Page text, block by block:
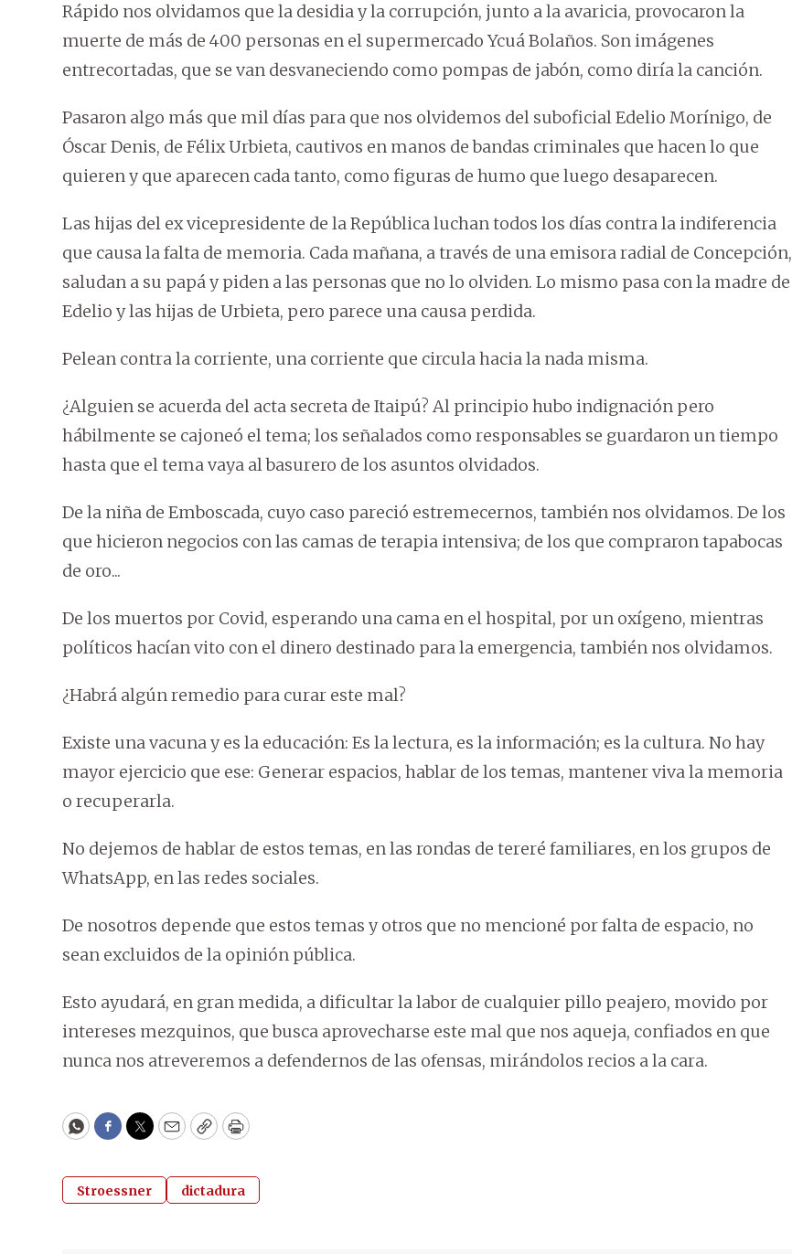
Rápido nos olvidamos que la desidia y la corrupción, junto a la avaricia, provocaron la
muerte de más de 400 personas en el supermercado Ycuá Bolaños. Son imágenes
entrecortadas, que se van desvaneciendo como pompas de jabón, como diría la canción.
Pasaron algo más que mil días para que nos olvidemos del suboficial Edelio Morínigo, de
Óscar Denis, de Félix Urbieta, cautivos en manos de bandas criminales que hacen lo que
quieren y que aparecen cada tanto, como figuras de humo que luego desaparecen.
Las hijas del ex vicepresidente de la República luchan todos los días contra la indiferencia
que causa la falta de memoria. Cada mañana, a través de una emisora radial de Concepción,
saludan a su papá y piden a las personas que no lo olviden. Lo mismo pasa con la madre de
Edelio y las hijas de Urbieta, pero parece una causa perdida.
Pelean contra la corriente, una corriente que circula hacia la nada misma.
¿Alguien se acuerda del acta secreta de Itaipú? Al principio hubo indignación pero
hábilmente se cajoneó el tema; los señalados como responsables se guardaron un tiempo
hasta que el tema vaya al basurero de los asuntos olvidados.
De la niña de Emboscada, cuyo caso pareció estremecernos, también nos olvidamos. De los
que hicieron negocios con las camas de terapia intensiva; de los que compraron tapabocas
de oro...
De los muertos por Covid, esperando una cama en el hospital, por un oxígeno, mientras
políticos hacían vito con el dinero destinado para la emergencia, también nos olvidamos.
¿Habrá algún remedio para curar este mal?
Existe una vacuna y es la educación: Es la lectura, es la información; es la cultura. No hay
mayor ejercicio que ese: Generar espacios, hablar de los temas, mantener viva la memoria
o recuperarla.
No dejemos de hablar de estos temas, en las rondas de tereré familiares, en los grupos de
WhatsApp, en las redes sociales.
De nosotros depende que estos temas y otros que no mencioné por falta de espacio, no
sean excluidos de la opinión pública.
Esto ayudará, en gran medida, a dificultar la labor de cualquier pillo peajero, movido por
intereses mezquinos, que busca aprovecharse este mal que nos aqueja, confiados en que
nunca nos atreveremos a defendernos de las ofensas, mirándolos recios a la cara.
WhatsApp
Facebook
Twitter
EmailCopyPrint
Stroessner dictadura